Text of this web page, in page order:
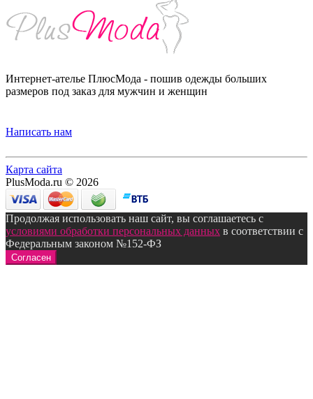
Интернет-ателье ПлюсМода - пошив одежды больших
размеров под заказ для мужчин и женщин
Написать нам
Карта сайта
PlusModa.ru © 2026
Продолжая использовать наш сайт, вы соглашаетесь с
условиями обработки персональных данных в соответствии с
Федеральным законом №152-ФЗ
Согласен